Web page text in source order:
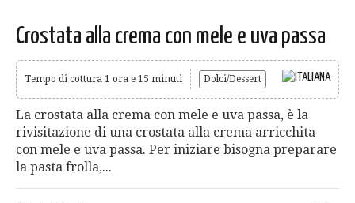
Crostata alla crema con mele e uva passa
Tempo di cottura 1 ora e 15 minuti Dolci/Dessert
La crostata alla crema con mele e uva passa, è la
rivisitazione di una crostata alla crema arricchita
con mele e uva passa. Per iniziare bisogna preparare
la pasta frolla,...